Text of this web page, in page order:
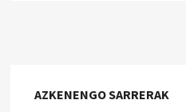
AZKENENGO SARRERAK